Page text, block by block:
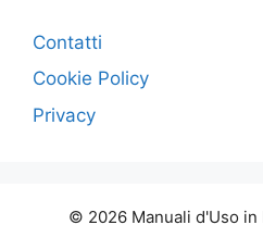
Contatti
Cookie Policy
Privacy
© 2026 Manuali d'Uso in